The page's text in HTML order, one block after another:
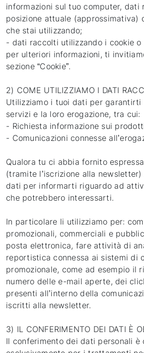
informazioni sul tuo computer, dati
posizione attuale (approssimativa)
che stai utilizzando;
- dati raccolti utilizzando i cookie o
per ulteriori informazioni, ti
sezione “Cookie”.
2) COME UTILIZZIAMO I DATI
Utilizziamo i tuoi dati per garantirti
servizi e la loro erogazione, tra cui:
- Richiesta informazione sui
- Comunicazioni connesse
Qualora tu ci abbia fornito
(tramite l’iscrizione alla
dati per informarti riguardo ad
che potrebbero interessarti.
In particolare li utilizziamo per:
promozionali, commerciali e
posta elettronica, fare attività di
reportistica connessa ai sistemi di
promozionale, come ad esempio il
numero delle e-mail aperte, dei
presenti all’interno della
iscritti alla newsletter.
3) IL CONFERIMENTO DEI DATI È
Il conferimento dei dati personali è